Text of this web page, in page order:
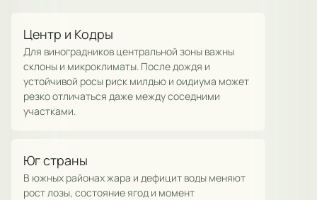
Центр и Кодры
Для виноградников центральной зоны важны
склоны и микроклиматы. После дождя и
устойчивой росы риск милдью и оидиума может
резко отличаться даже между соседними
участками.
Юг страны
В южных районах жара и дефицит воды меняют
рост лозы, состояние ягод и момент